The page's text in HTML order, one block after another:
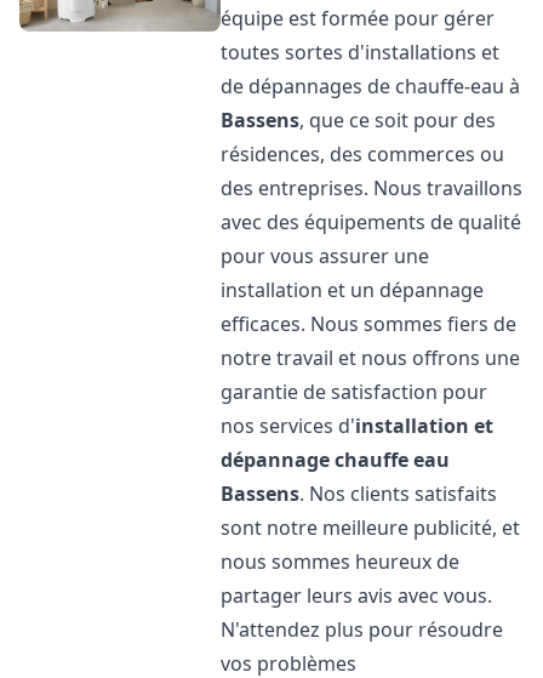
équipe est formée pour gérer
toutes sortes d'installations et
de dépannages de chauffe-eau à
Bassens, que ce soit pour des
résidences, des commerces ou
des entreprises. Nous travaillons
avec des équipements de qualité
pour vous assurer une
installation et un dépannage
efficaces. Nous sommes fiers de
notre travail et nous offrons une
garantie de satisfaction pour
nos services d'installation et
dépannage chauffe eau
Bassens. Nos clients satisfaits
sont notre meilleure publicité, et
nous sommes heureux de
partager leurs avis avec vous.
N'attendez plus pour résoudre
vos problèmes